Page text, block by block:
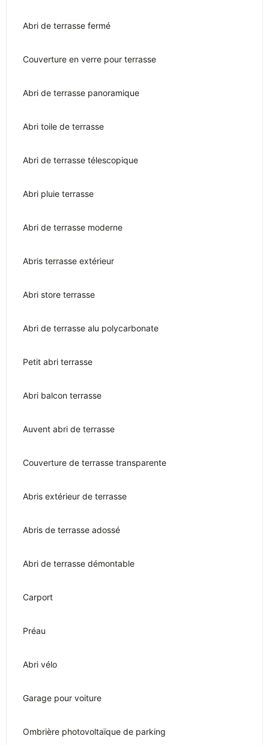
Abri de terrasse fermé
Couverture en verre pour terrasse
Abri de terrasse panoramique
Abri toile de terrasse
Abri de terrasse télescopique
Abri pluie terrasse
Abri de terrasse moderne
Abris terrasse extérieur
Abri store terrasse
Abri de terrasse alu polycarbonate
Petit abri terrasse
Abri balcon terrasse
Auvent abri de terrasse
Couverture de terrasse transparente
Abris extérieur de terrasse
Abris de terrasse adossé
Abri de terrasse démontable
Carport
Préau
Abri vélo
Garage pour voiture
Ombrière photovoltaïque de parking